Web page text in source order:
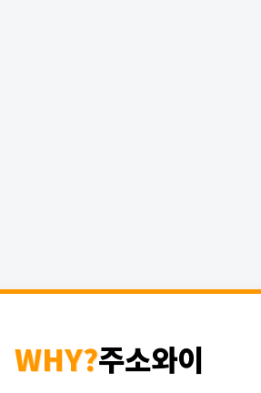
WHY?주소와이